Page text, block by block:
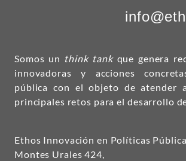
Somos un think tankque genera
innovadoras y acciones
pública con el objeto de atender
principales retos para el desarrollo
Ethos Innovación en Políticas
Montes Urales 424,